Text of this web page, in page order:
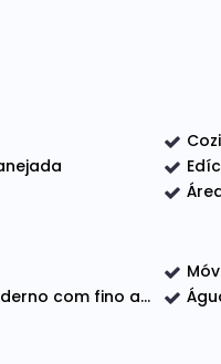
com fino acabamento